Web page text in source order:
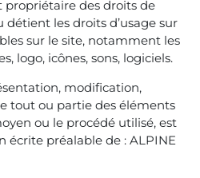
propriétaire des droits de
les droits d’usage sur
sur le site, notamment les
logo, icônes, sons, logiciels.
modification,
tout ou partie des éléments
ou le procédé utilisé, est
écrite préalable de : ALPINE